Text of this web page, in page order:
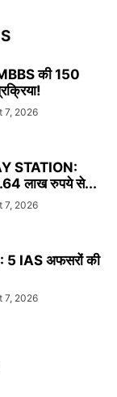
की 150
7, 2026
STATION:
लाख रुपये से...
7, 2026
5 IAS अफसरों की
7, 2026